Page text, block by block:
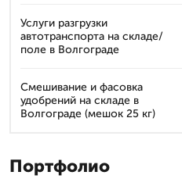
Услуги разгрузки
автотранспорта на складе/
поле в Волгограде
Смешивание и фасовка
удобрений на складе в
Волгограде (мешок 25 кг)
Портфолио